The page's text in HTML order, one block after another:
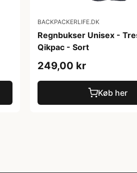
BACKPACKERLIFE.DK
Regnbukser Unisex -
Qikpac - Sort
249,00 kr
Køb her